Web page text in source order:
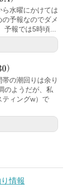
水曜にかけては
予報なのでダメ
報では5時頃...
）
の潮回りは余り
のようだが、私
ティングw）で
情報